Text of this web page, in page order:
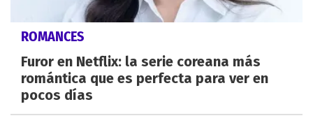
ROMANCES
Furor en Netflix: la serie coreana más
romántica que es perfecta para ver en
pocos días